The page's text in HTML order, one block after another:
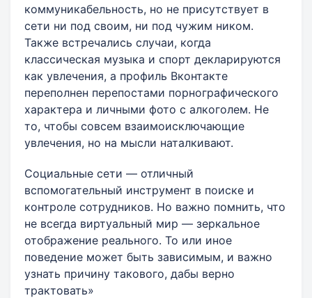
коммуникабельность, но не присутствует в
сети ни под своим, ни под чужим ником.
Также встречались случаи, когда
классическая музыка и спорт декларируются
как увлечения, а профиль Вконтакте
переполнен перепостами порнографического
характера и личными фото с алкоголем. Не
то, чтобы совсем взаимоисключающие
увлечения, но на мысли наталкивают.
Социальные сети — отличный
вспомогательный инструмент в поиске и
контроле сотрудников. Но важно помнить, что
не всегда виртуальный мир — зеркальное
отображение реального. То или иное
поведение может быть зависимым, и важно
узнать причину такового, дабы верно
трактовать»